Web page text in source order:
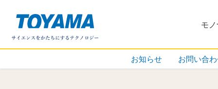
モ
お知らせ お問い合